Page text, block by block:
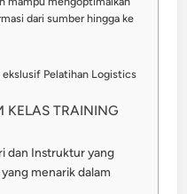
dari sumber hingga ke
ekslusif Pelatihan Logistics
KELAS TRAINING
dan Instruktur yang
menarik dalam